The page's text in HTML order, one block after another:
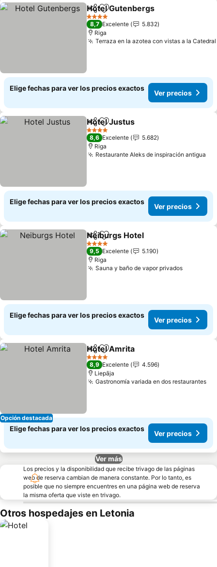
CompartirAgregar a favoritos
Hotel Gutenbergs
4 Estrellas
8,7 Excelente
5.832
Riga
Terraza en la azotea con vistas a la Catedral
Elige fechas para ver los precios exactos
Ver precios
CompartirAgregar a favoritos
Hotel Justus
4 Estrellas
8,6 Excelente
5.682
Riga
Restaurante Aleks de inspiración antigua
Elige fechas para ver los precios exactos
Ver precios
CompartirAgregar a favoritos
Neiburgs Hotel
4 Estrellas
9,5 Excelente
5.190
Riga
Sauna y baño de vapor privadosVer
Elige fechas para ver los precios exactos
Ver precios
Opción destacada
CompartirAgregar a favoritos
Hotel Amrita
4 Estrellas
8,9 Excelente
4.596
Liepāja
Gastronomía variada en dos restaurantes
Elige fechas para ver los precios exactos
Ver precios
Ver más
Los precios y la disponibilidad que recibe trivago de las páginas
web de reserva cambian de manera constante. Por lo tanto, es
posible que no siempre encuentres en una página web de reserva
la misma oferta que viste en trivago.
Otros hospedajes en Letonia